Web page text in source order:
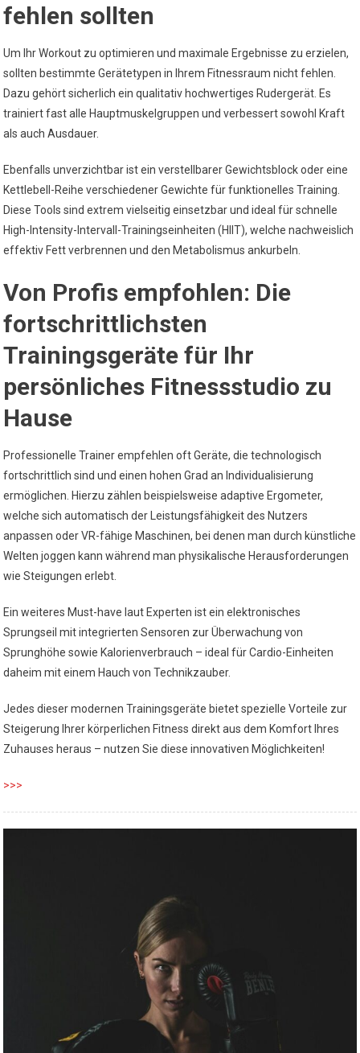
fehlen sollten
Um Ihr Workout zu optimieren und maximale Ergebnisse zu erzielen,
sollten bestimmte Gerätetypen in Ihrem Fitnessraum nicht fehlen.
Dazu gehört sicherlich ein qualitativ hochwertiges Rudergerät. Es
trainiert fast alle Hauptmuskelgruppen und verbessert sowohl Kraft
als auch Ausdauer.
Ebenfalls unverzichtbar ist ein verstellbarer Gewichtsblock oder eine
Kettlebell-Reihe verschiedener Gewichte für funktionelles Training.
Diese Tools sind extrem vielseitig einsetzbar und ideal für schnelle
High-Intensity-Intervall-Trainingseinheiten (HIIT), welche nachweislich
effektiv Fett verbrennen und den Metabolismus ankurbeln.
Von Profis empfohlen: Die
fortschrittlichsten
Trainingsgeräte für Ihr
persönliches Fitnessstudio zu
Hause
Professionelle Trainer empfehlen oft Geräte, die technologisch
fortschrittlich sind und einen hohen Grad an Individualisierung
ermöglichen. Hierzu zählen beispielsweise adaptive Ergometer,
welche sich automatisch der Leistungsfähigkeit des Nutzers
anpassen oder VR-fähige Maschinen, bei denen man durch künstliche
Welten joggen kann während man physikalische Herausforderungen
wie Steigungen erlebt.
Ein weiteres Must-have laut Experten ist ein elektronisches
Sprungseil mit integrierten Sensoren zur Überwachung von
Sprunghöhe sowie Kalorienverbrauch – ideal für Cardio-Einheiten
daheim mit einem Hauch von Technikzauber.
Jedes dieser modernen Trainingsgeräte bietet spezielle Vorteile zur
Steigerung Ihrer körperlichen Fitness direkt aus dem Komfort Ihres
Zuhauses heraus – nutzen Sie diese innovativen Möglichkeiten!
>>>